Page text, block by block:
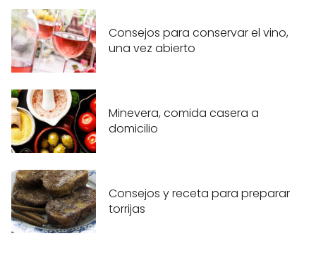
Consejos para conservar el vino,
una vez abierto
Minevera, comida casera a
domicilio
Consejos y receta para preparar
torrijas